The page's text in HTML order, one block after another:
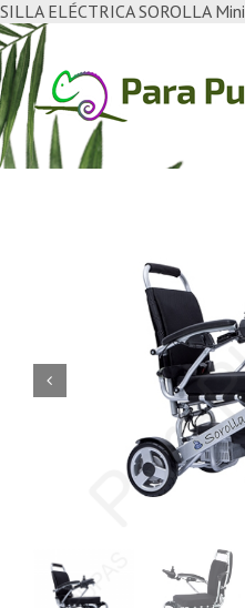
SILLA ELÉCTRICA SOROLLA Mini